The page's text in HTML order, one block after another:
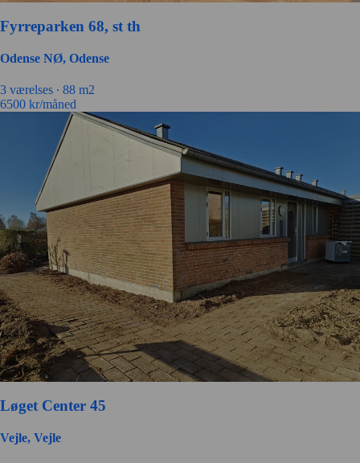
Fyrreparken 68, st th
Odense NØ, Odense
3 værelses ∙ 88 m2
6500 kr/måned
Løget Center 45
Vejle, Vejle